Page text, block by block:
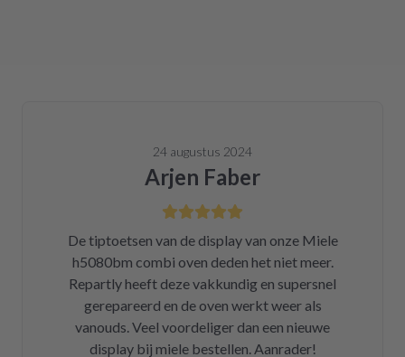
24 augustus 2024
Arjen Faber
De tiptoetsen van de display van onze Miele
h5080bm combi oven deden het niet meer.
Repartly heeft deze vakkundig en supersnel
gerepareerd en de oven werkt weer als
vanouds. Veel voordeliger dan een nieuwe
display bij miele bestellen. Aanrader!